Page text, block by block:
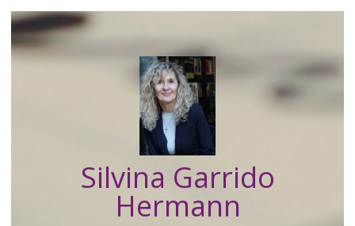
Silvina Garrido
Hermann